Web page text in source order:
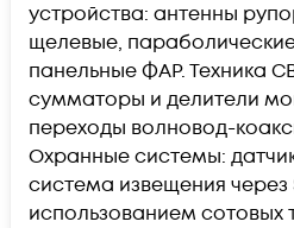
устройства: антенны
щелевые,
панельные ФАР. Техника
сумматоры и делители
переходы волновод-
Охранные системы:
система извещения через
использованием сотовых